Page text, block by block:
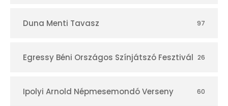
Duna Menti Tavasz 97
Egressy Béni Országos Színjátszó Fesztivál 26
Ipolyi Arnold Népmesemondó Verseny 60